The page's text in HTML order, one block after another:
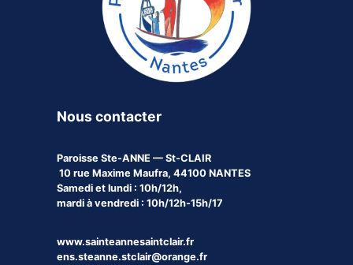
Nous contacter
Paroisse Ste-ANNE — St-CLAIR
10 rue Maxime Maufra, 44100 NANTES
Samedi et lundi : 10h/12h,
mardi à vendredi : 10h/12h-15h/17
www.sainteannesaintclair.fr
ens.steanne.stclair@orange.fr